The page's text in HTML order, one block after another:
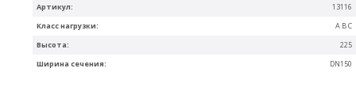
Артикул: 13116
Ширина сечения: DN150
Высота: 225
Класс нагрузки: A B C